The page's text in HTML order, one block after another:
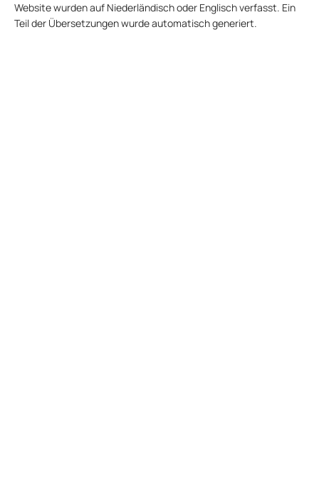
Website wurden auf Niederländisch oder Englisch verfasst. Ein
Teil der Übersetzungen wurde automatisch generiert.